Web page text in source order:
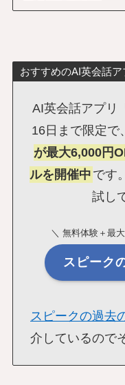
おすすめのAI英会話
AI英会話アプリ
16日まで限定で、
が最大6,000円
ルを開催中 です
試し
＼ 無料体験＋最
スピーク
スピークの過去
介しているので